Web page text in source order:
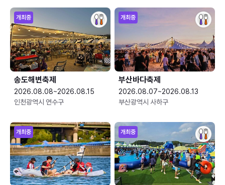
개최중
송도해변축제
2026.08.08~2026.08.15
인천광역시 연수구
개최중
부산바다축제
2026.08.07~2026.08.13
부산광역시 사하구
개최중 개최중